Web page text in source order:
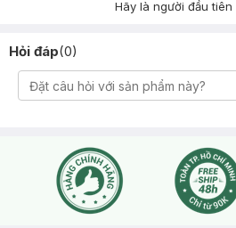
Hãy là người đầu tiên
Hỏi đáp(0)